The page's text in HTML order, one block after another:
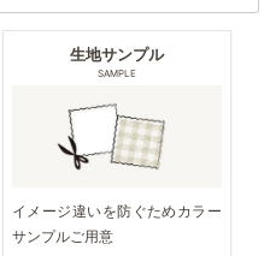
生地サンプル
SAMPLE
イメージ違いを防ぐためカラー
サンプルご用意